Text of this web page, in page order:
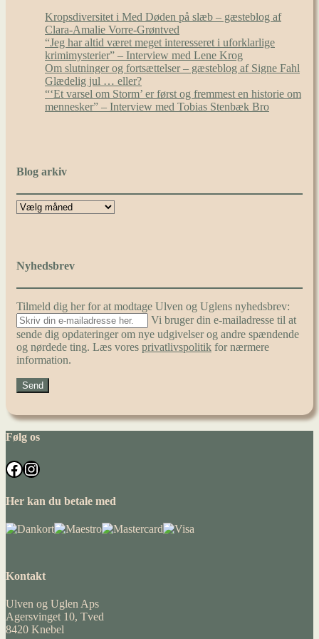
Kropsdiversitet i Med Døden på slæb – gæsteblog af
Clara-Amalie Vorre-Grøntved
“Jeg har altid været meget interesseret i uforklarlige
krimimysterier” – Interview med Lene Krog
Om slutninger og fortsættelser – gæsteblog af Signe Fahl
Glædelig jul … eller?
“‘Et varsel om Storm’ er først og fremmest en historie om
mennesker” – Interview med Tobias Stenbæk Bro
Blog arkiv
Nyhedsbrev
Tilmeld dig her for at modtage Ulven og Uglens nyhedsbrev:
Vi bruger din e-mailadresse til at
sende dig opdateringer om nye udgivelser og andre spændende
og nørdede ting. Læs vores privatlivspolitik for nærmere
information.
Følg os
Facebook
Instagram
Her kan du betale med
Kontakt
Ulven og Uglen Aps
Agersvinget 10, Tved
8420 Knebel